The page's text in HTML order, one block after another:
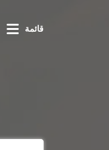
قائمة